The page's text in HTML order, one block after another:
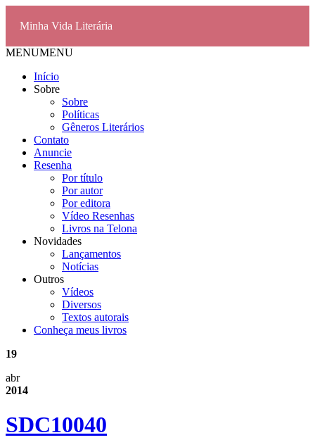
Minha Vida Literária
MENUMENU
Início
Sobre
Sobre
Políticas
Gêneros Literários
Contato
Anuncie
Resenha
Por título
Por autor
Por editora
Vídeo Resenhas
Livros na Telona
Novidades
Lançamentos
Notícias
Outros
Vídeos
Diversos
Textos autorais
Conheça meus livros
19
abr
2014
SDC10040